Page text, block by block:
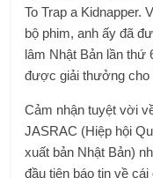
To Trap a Kidnapper.
bộ phim, anh ấy đã
lâm Nhật Bản lần thứ
được giải thưởng cho
Cảm nhận tuyệt vời
JASRAC (Hiệp hội
xuất bản Nhật Bản)
đầu tiên báo tin về